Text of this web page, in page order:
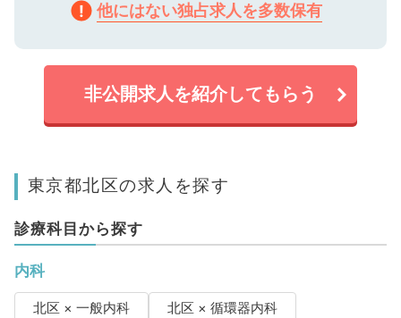
他にはない独占求人を多数保有
非公開求人を紹介してもらう
東京都北区の求人を探す
診療科目から探す
内科
北区 × 一般内科
北区 × 循環器内科